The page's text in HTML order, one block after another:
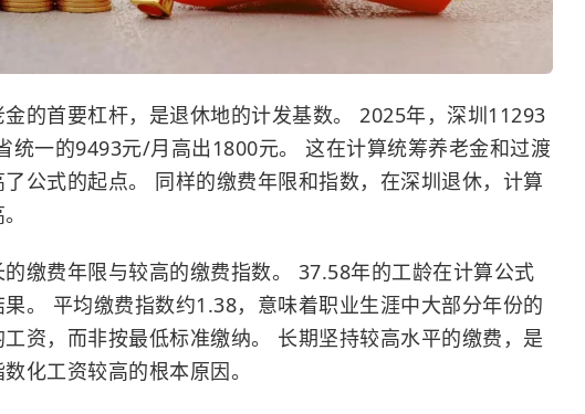
的首要杠杆，是退休地的计发基数。 2025年，深圳11293
统一的9493元/月高出1800元。 这在计算统筹养老金和过渡
公式的起点。 同样的缴费年限和指数，在深圳退休，计算
缴费年限与较高的缴费指数。 37.58年的工龄在计算公式
。 平均缴费指数约1.38，意味着职业生涯中大部分年份的
资，而非按最低标准缴纳。 长期坚持较高水平的缴费，是
化工资较高的根本原因。